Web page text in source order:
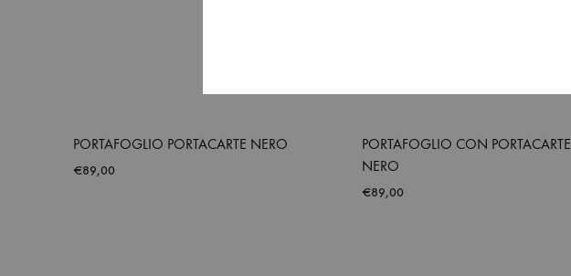
PORTAFOGLIO PORTACARTE NERO
€89,00
PORTAFOGLIO CON PORTACARTE
NERO
€89,00